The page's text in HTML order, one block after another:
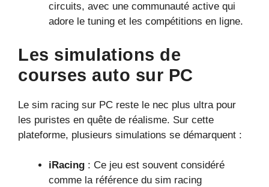
circuits, avec une communauté active qui
adore le tuning et les compétitions en ligne.
Les simulations de
courses auto sur PC
Le sim racing sur PC reste le nec plus ultra pour
les puristes en quête de réalisme. Sur cette
plateforme, plusieurs simulations se démarquent :
iRacing : Ce jeu est souvent considéré
comme la référence du sim racing